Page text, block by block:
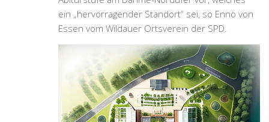
ein „hervorragender Standort“ sei, so Enno von
Essen vom Wildauer Ortsverein der SPD.